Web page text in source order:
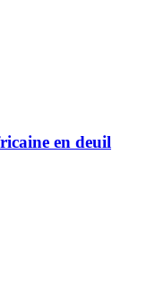
en deuil